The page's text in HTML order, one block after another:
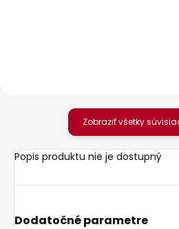
Zobraziť všetky
Popis produktu nie je dostupný
Dodatočné parametre